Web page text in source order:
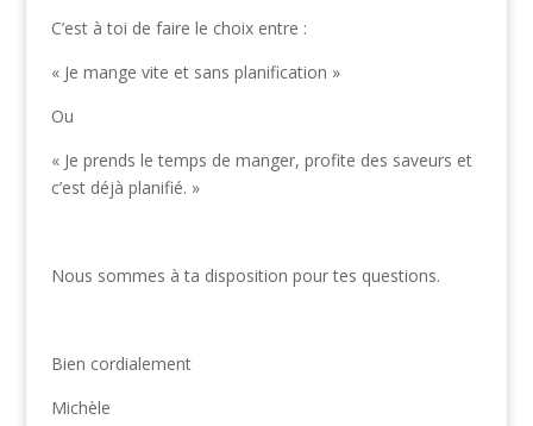
C’est à toi de faire le choix entre :
« Je mange vite et sans planification »
Ou
« Je prends le temps de manger, profite des saveurs et
c’est déjà planifié. »
Nous sommes à ta disposition pour tes questions.
Bien cordialement
Michèle